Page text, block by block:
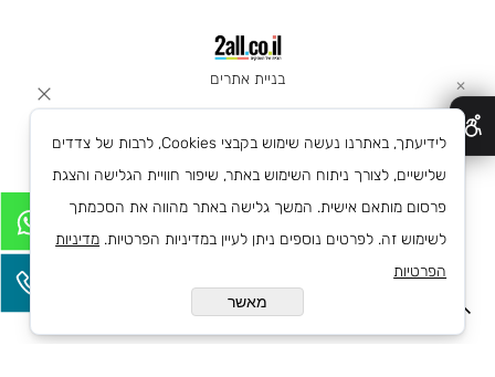
בניית אתרים ✕
לידיעתך, באתרנו נעשה שימוש בקבצי Cookies, לרבות של צדדים
שלישיים, לצורך ניתוח השימוש באתר, שיפור חוויית הגלישה והצגת
פרסום מותאם אישית. המשך גלישה באתר מהווה את הסכמתך
לשימוש זה. לפרטים נוספים ניתן לעיין במדיניות הפרטיות. מדיניות
הפרטיות
מאשר